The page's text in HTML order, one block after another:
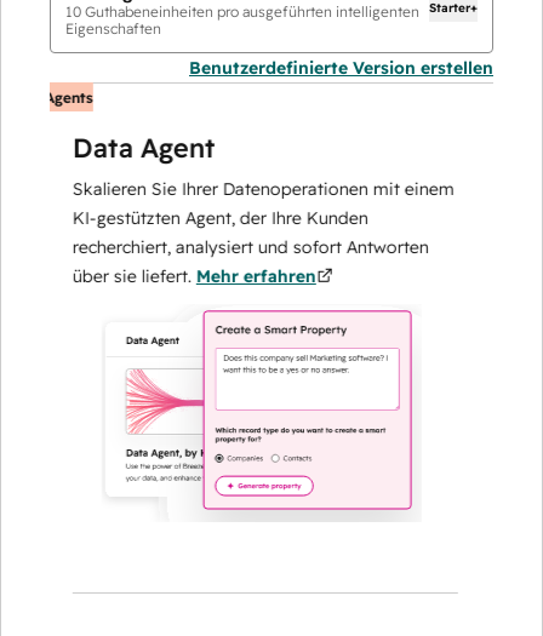
10 Guthabeneinheiten pro ausgeführten intelligenten
Eigenschaften
Starter+
Benutzerdefinierte Version erstellen
Agents
Data Agent
Skalieren Sie Ihrer Datenoperationen mit einem
KI-gestützten Agent, der Ihre Kunden
recherchiert, analysiert und sofort Antworten
über sie liefert.Mehr erfahren